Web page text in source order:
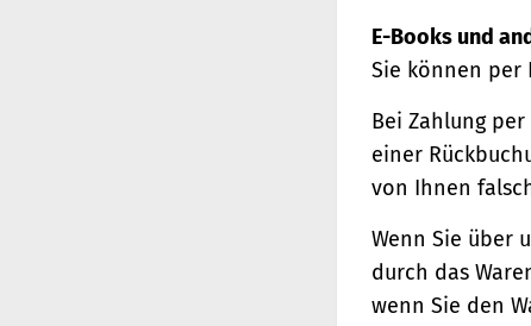
E-Books und
Sie können per
Bei Zahlung
einer
von Ihnen
Wenn Sie über
durch das
wenn Sie den